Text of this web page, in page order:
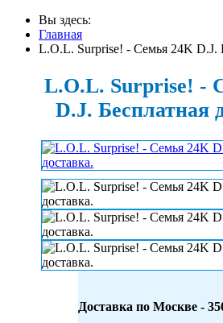
Вы здесь:
Главная
L.O.L. Surprise! - Семья 24K D.J.
L.O.L. Surprise! -
D.J. Бесплатная
Доставка по Москве -